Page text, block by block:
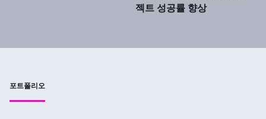
젝트 성공률 향상
포트폴리오